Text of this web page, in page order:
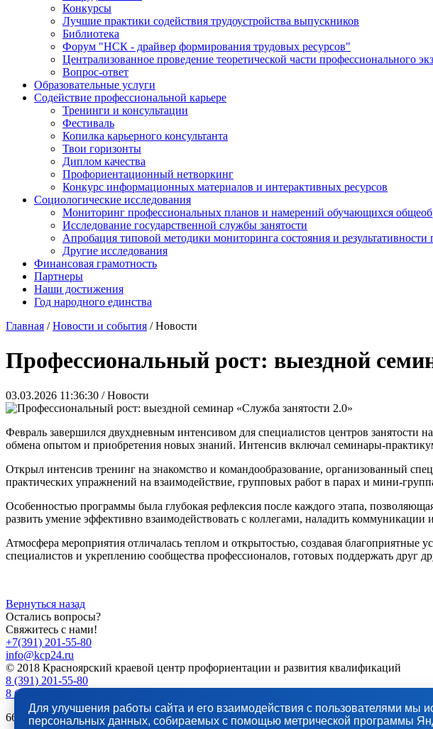
Конкурсы
Лучшие практики содействия трудоустройства выпускников
Библиотека
Форум "НСК - драйвер формирования трудовых ресурсов"
Централизованное проведение теоретической части профессионального
Вопрос-ответ
Образовательные услуги
Содействие профессиональной карьере
Тренинги и консультации
Фестиваль
Копилка карьерного консультанта
Твои горизонты
Диплом качества
Профориентационный нетворкинг
Конкурс информационных материалов и интерактивных ресурсов
Социологические исследования
Мониторинг профессиональных планов и намерений обучающихся
Исследование государственной службы занятости
Апробация типовой методики мониторинга состояния и
Другие исследования
Финансовая грамотность
Партнеры
Наши достижения
Год народного единства
Главная /Новости и события /Новости
Профессиональный рост: выездной
03.03.2026 11:36:30 / Новости
Февраль завершился двухдневным интенсивом для специалистов центров занятости
обмена опытом и приобретения новых знаний. Интенсив включал семинары-
Открыл интенсив тренинг на знакомство и командообразование, организованный
практических упражнений на взаимодействие, групповых работ в парах и мини-
Особенностью программы была глубокая рефлексия после каждого этапа,
развить умение эффективно взаимодействовать с коллегами, наладить коммуникации
Атмосфера мероприятия отличалась теплом и открытостью, создавая благоприятные
специалистов и укреплению сообщества профессионалов, готовых поддержать друг
Вернуться назад
Остались вопросы?
Свяжитесь с нами!
+7(391) 201-55-80
info@kcp24.ru
© 2018 Красноярский краевой центр профориентации и развития квалификаций
8 (391) 201-55-80
8 (391) 201-49-59
660059, Красноярск, ул. Семафорная, д.433/2, Режим работы с 09.00 до 18.00 час.
Для улучшения работы сайта и его взаимодействия с пользователями мы
персональных данных, собираемых с помощью метрической программы